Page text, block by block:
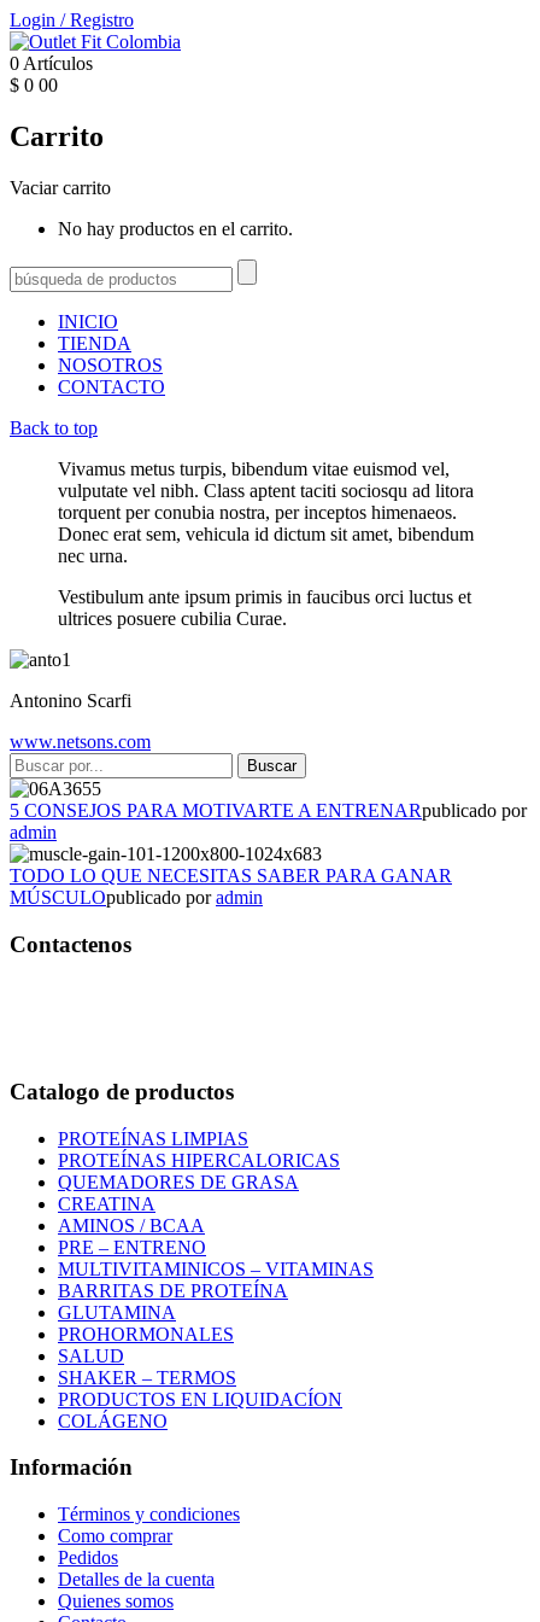
Login /Registro
0 Artículos
$ 0 00
Carrito
Vaciar carrito
No hay productos en el carrito.
INICIO
TIENDA
NOSOTROS
CONTACTO
Back to top
Vivamus metus turpis, bibendum vitae euismod vel,
vulputate vel nibh. Class aptent taciti sociosqu ad litora
torquent per conubia nostra, per inceptos himenaeos.
Donec erat sem, vehicula id dictum sit amet, bibendum
nec urna.
Vestibulum ante ipsum primis in faucibus orci luctus et
ultrices posuere cubilia Curae.
Antonino Scarfi
www.netsons.com
5 CONSEJOS PARA MOTIVARTE A ENTRENARpublicado por
admin
TODO LO QUE NECESITAS SABER PARA GANAR
MÚSCULOpublicado poradmin
Contactenos
Catalogo de productos
PROTEÍNAS LIMPIAS
PROTEÍNAS HIPERCALORICAS
QUEMADORES DE GRASA
CREATINA
AMINOS / BCAA
PRE – ENTRENO
MULTIVITAMINICOS – VITAMINAS
BARRITAS DE PROTEÍNA
GLUTAMINA
PROHORMONALES
SALUD
SHAKER – TERMOS
PRODUCTOS EN LIQUIDACÍON
COLÁGENO
Información
Términos y condiciones
Como comprar
Pedidos
Detalles de la cuenta
Quienes somos